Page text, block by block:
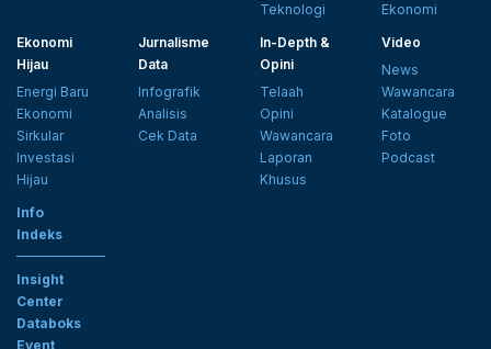
Teknologi
Ekonomi
Ekonomi
Hijau
Energi Baru
Ekonomi
Sirkular
Investasi
Hijau
Jurnalisme
Data
Infografik
Analisis
Cek Data
In-Depth &
Opini
Telaah
Opini
Wawancara
Laporan
Khusus
Video
News
Wawancara
Katalogue
Foto
Podcast
Info
Indeks
Insight
Center
Databoks
Event